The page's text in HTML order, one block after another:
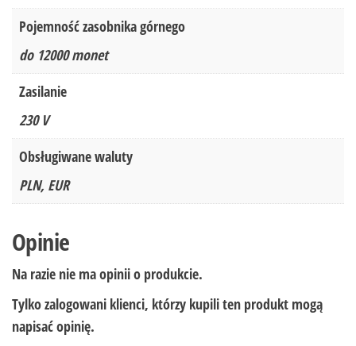
Pojemność zasobnika górnego
do 12000 monet
Zasilanie
230 V
Obsługiwane waluty
PLN, EUR
Opinie
Na razie nie ma opinii o produkcie.
Tylko zalogowani klienci, którzy kupili ten produkt mogą
napisać opinię.